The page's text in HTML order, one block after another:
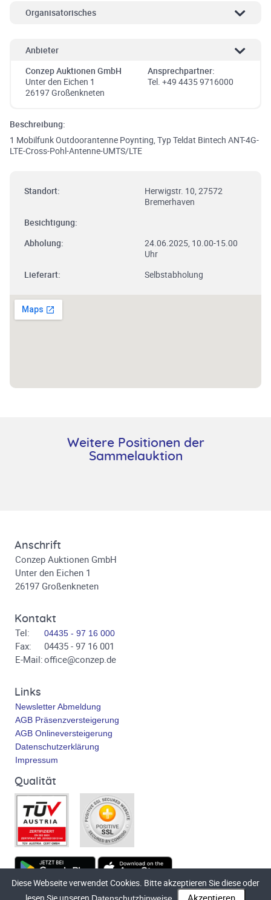
Organisatorisches
Anbieter
Conzep Auktionen GmbH
Unter den Eichen 1
26197 Großenkneten
Ansprechpartner:
Tel. +49 4435 9716000
Beschreibung:
1 Mobilfunk Outdoorantenne Poynting, Typ Teldat Bintech ANT-4G-
LTE-Cross-Pohl-Antenne-UMTS/LTE
Standort:
Herwigstr. 10, 27572
Bremerhaven
Besichtigung:
Abholung:
24.06.2025, 10.00-15.00
Uhr
Lieferart:
Selbstabholung
Weitere Positionen der
Sammelauktion
Anschrift
Conzep Auktionen GmbH
Unter den Eichen 1
26197 Großenkneten
Kontakt
Tel: 04435 - 97 16 000
Fax:
04435 - 97 16 001
E-Mail:office@conzep.de
Links
Newsletter Abmeldung
AGB Präsenzversteigerung
AGB Onlineversteigerung
Datenschutzerklärung
Impressum
Qualität
Technische Umsetzungbluetronix.de
Diese Webseite verwendet Cookies. Bitte akzeptieren Sie diese oder